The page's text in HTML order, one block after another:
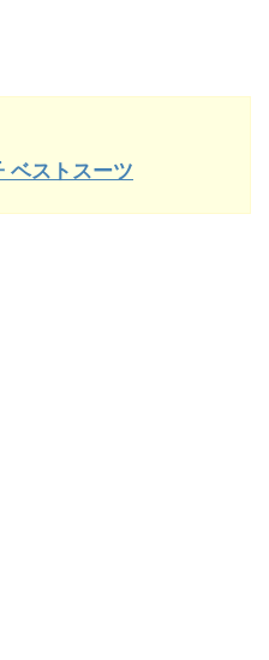
ベストスーツ